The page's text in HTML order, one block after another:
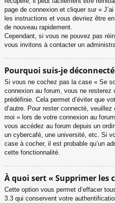
page de connexion et cliquer sur «
les instructions et vous devriez être
de nouveau rapidement.
Cependant, si vous ne pouvez pas
vous invitons à contacter un
Pourquoi suis-je
Si vous ne cochez pas la case « Se
connexion au forum, vous ne resterez
prédéfinie. Cela permet d’éviter que
d’autre. Pour rester connecté,
moi » lors de votre connexion au
vous accédez au forum depuis un
un cybercafé, une université, etc. Si
case à cocher, il est probable qu’un
cette fonctionnalité.
À quoi sert « Supprimer les
Cette option vous permet d’effacer
3.3 qui conservent votre